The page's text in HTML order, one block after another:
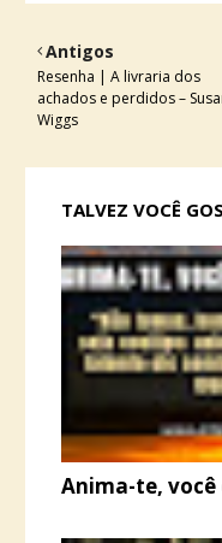
Antigos
Resenha | A livraria dos
achados e perdidos –
Wiggs
TALVEZ VOCÊ
Anima-te, você